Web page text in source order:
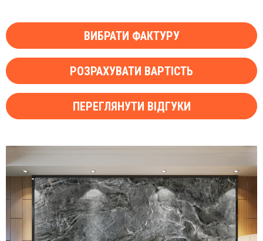
ВИБРАТИ ФАКТУРУ
РОЗРАХУВАТИ ВАРТІСТЬ
ПЕРЕГЛЯНУТИ ВІДГУКИ